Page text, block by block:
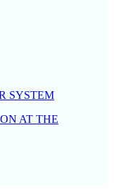
SYSTEM
AT THE